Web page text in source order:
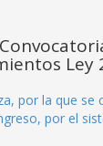
Ley
por la que se
por el